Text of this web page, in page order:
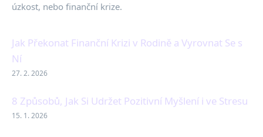
úzkost, nebo finanční krize.
Jak Překonat Finanční Krizi v Rodině a Vyrovnat Se s
Ní
27. 2. 2026
8 Způsobů, Jak Si Udržet Pozitivní Myšlení i ve Stresu
15. 1. 2026